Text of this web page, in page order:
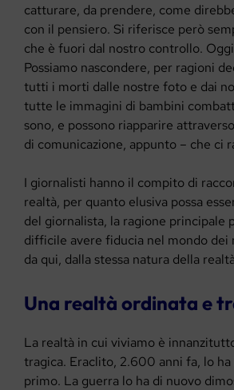
catturare, da prendere, come
con il pensiero. Si riferisce però
che è fuori dal nostro controllo.
Possiamo nascondere, per ragioni
tutti i morti dalle nostre foto e dai
tutte le immagini di bambini
sono, e possono riapparire
di comunicazione, appunto – che ci
I giornalisti hanno il compito di
realtà, per quanto elusiva possa
del giornalista, la ragione principale
difficile avere fiducia nel mondo dei
da qui, dalla stessa natura della
Una realtà ordinata e
La realtà in cui viviamo è
tragica. Eraclito, 2.600 anni fa, lo
primo. La guerra lo ha di nuovo